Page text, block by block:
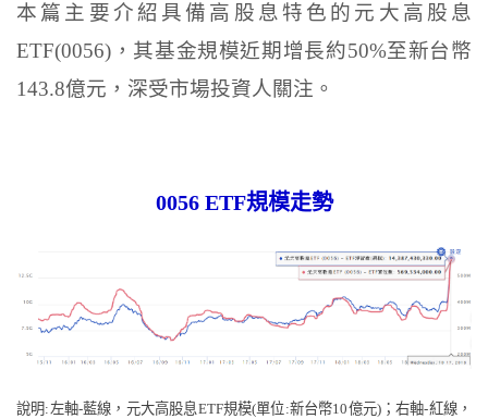
本篇主要介紹具備高股息特色的元大高股息
ETF(0056)，其基金規模近期增長約50%至新台幣
143.8億元，深受市場投資人關注。
0056 ETF規模走勢
說明:左軸-藍線，元大高股息ETF規模(單位:新台幣10億元)；右軸-紅線，